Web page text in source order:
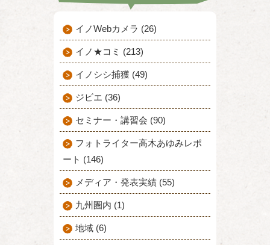
イノWebカメラ (26)
イノ★コミ (213)
イノシシ捕獲 (49)
ジビエ (36)
セミナー・講習会 (90)
フォトライター高木あゆみレポ
ート (146)
メディア・発表実績 (55)
九州圏内 (1)
地域 (6)